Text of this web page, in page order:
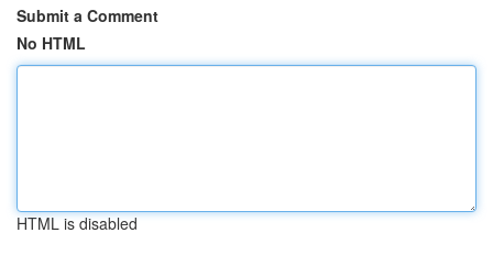
Submit a Comment
No HTML
HTML is disabled